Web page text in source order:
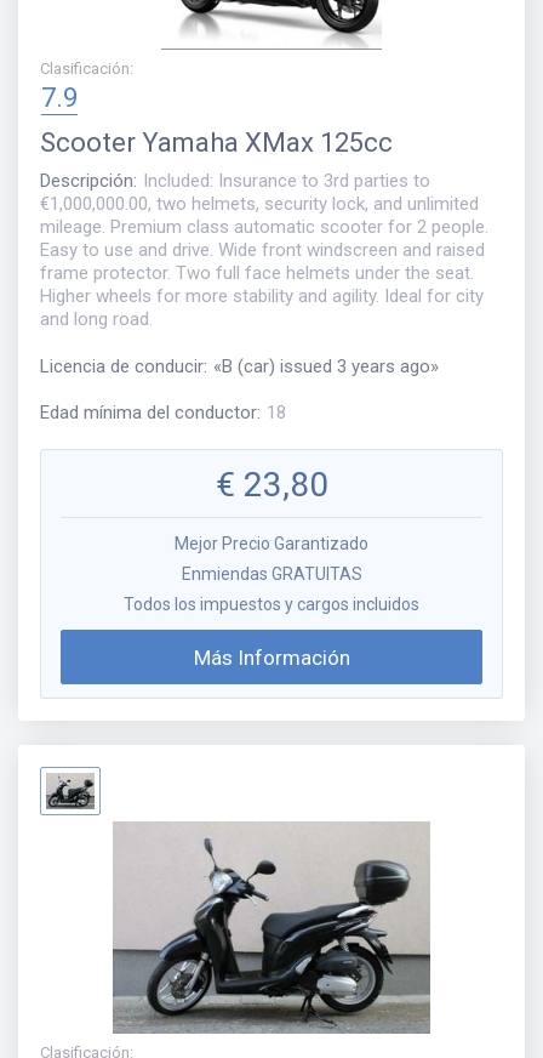
Clasificación:
7.9
Scooter Yamaha XMax 125cc
Descripción: Included: Insurance to 3rd parties to
€1,000,000.00, two helmets, security lock, and unlimited
mileage. Premium class automatic scooter for 2 people.
Easy to use and drive. Wide front windscreen and raised
frame protector. Two full face helmets under the seat.
Higher wheels for more stability and agility. Ideal for city
and long road.
Licencia de conducir: «B (car) issued 3 years ago»
Edad mínima del conductor: 18
€ 23,80
Mejor Precio Garantizado
Enmiendas GRATUITAS
Todos los impuestos y cargos incluidos
Más Información
Clasificación: